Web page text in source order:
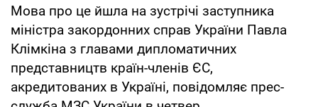
Мова про це йшла на зустрічі заступника
міністра закордонних справ України Павла
Клімкіна з главами дипломатичних
представництв країн-членів ЄС,
акредитованих в Україні, повідомляє прес-